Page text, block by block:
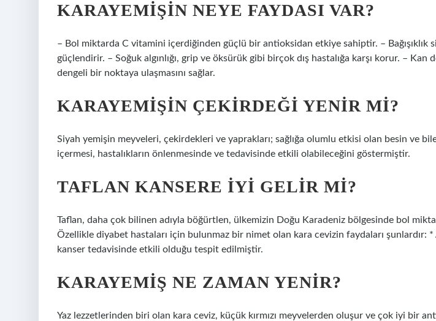
KARAYEMIŞIN NEYE FAYDASI VAR?
– Bol miktarda C vitamini içerdiğinden güçlü bir antioksidan etkiye sahiptir. – Bağışıklık
güçlendirir. – Soğuk algınlığı, grip ve öksürük gibi birçok dış hastalığa karşı korur. – Kan
dengeli bir noktaya ulaşmasını sağlar.
KARAYEMIŞIN ÇEKIRDEĞI YENIR MI?
Siyah yemişin meyveleri, çekirdekleri ve yaprakları; sağlığa olumlu etkisi olan besin ve
içermesi, hastalıkların önlenmesinde ve tedavisinde etkili olabileceğini göstermiştir.
TAFLAN KANSERE IYI GELIR MI?
Taflan, daha çok bilinen adıyla böğürtlen, ülkemizin Doğu Karadeniz bölgesinde bol
Özellikle diyabet hastaları için bulunmaz bir nimet olan kara cevizin faydaları şunlardır:
kanser tedavisinde etkili olduğu tespit edilmiştir.
KARAYEMIŞ NE ZAMAN YENIR?
Yaz lezzetlerinden biri olan kara ceviz, küçük kırmızı meyvelerden oluşur ve çok iyi bir